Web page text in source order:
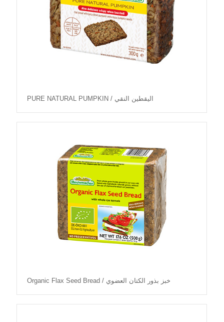
PURE NATURAL PUMPKIN / اليقطين النقي
Organic Flax Seed Bread / خبز بذور الكتان العضوي